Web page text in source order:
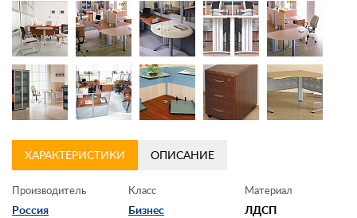
Заказать обратный звонок
ХАРАКТЕРИСТИКИ ОПИСАНИЕ
Производитель
Россия
Класс
Бизнес
Материал
ЛДСП